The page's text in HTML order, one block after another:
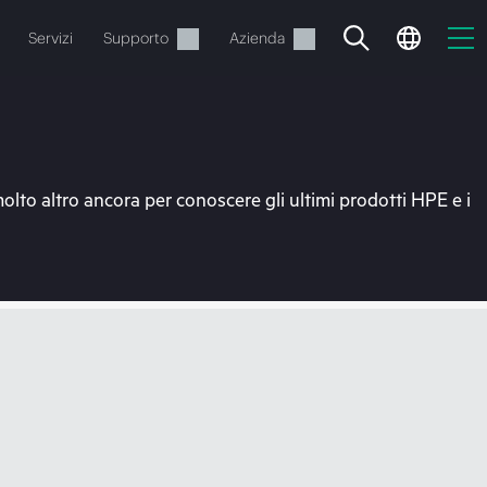
Servizi Supporto Azienda
altro ancora per conoscere gli ultimi prodotti HPE e i